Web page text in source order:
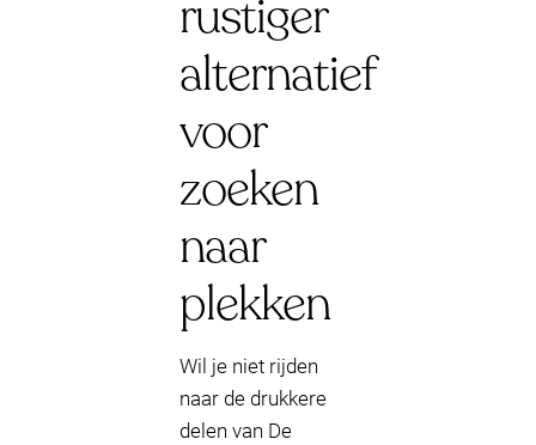
rustiger
alternatief
voor
zoeken
naar
plekken
Wil je niet rijden
naar de drukkere
delen van De